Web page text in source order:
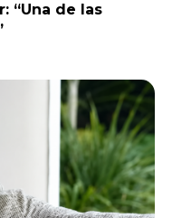
“Una de las